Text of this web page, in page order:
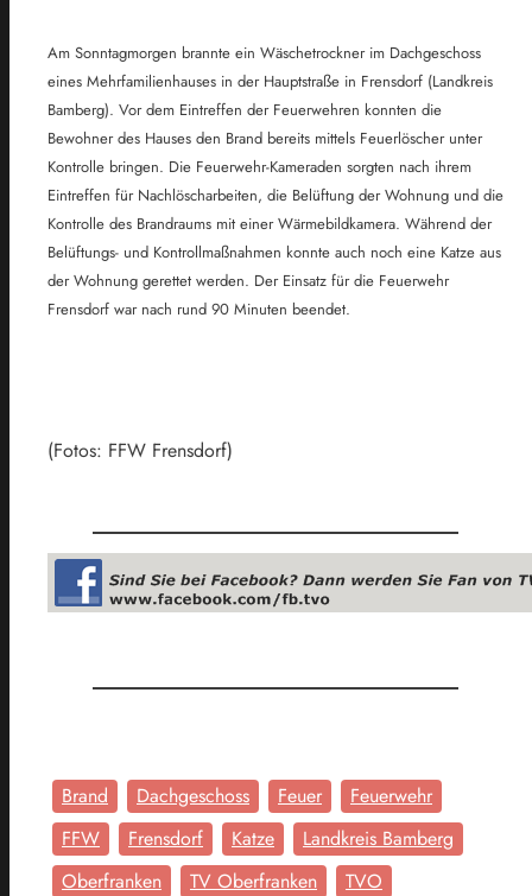
Am Sonntagmorgen brannte ein Wäschetrockner im Dachgeschoss
eines Mehrfamilienhauses in der Hauptstraße in Frensdorf (Landkreis
Bamberg). Vor dem Eintreffen der Feuerwehren konnten die
Bewohner des Hauses den Brand bereits mittels Feuerlöscher unter
Kontrolle bringen. Die Feuerwehr-Kameraden sorgten nach ihrem
Eintreffen für Nachlöscharbeiten, die Belüftung der Wohnung und die
Kontrolle des Brandraums mit einer Wärmebildkamera. Während der
Belüftungs- und Kontrollmaßnahmen konnte auch noch eine Katze aus
der Wohnung gerettet werden. Der Einsatz für die Feuerwehr
Frensdorf war nach rund 90 Minuten beendet.
(Fotos: FFW Frensdorf)
Brand Dachgeschoss Feuer
Feuerwehr
FFW
Frensdorf Katze
Landkreis Bamberg
Oberfranken
TV Oberfranken
TVO